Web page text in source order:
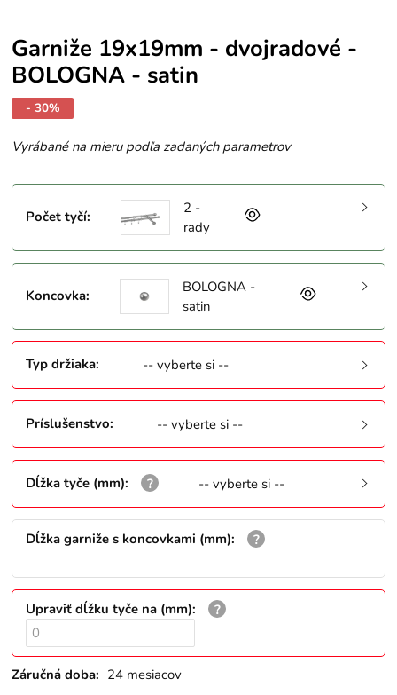
Garniže 19x19mm - dvojradové -
BOLOGNA - satin
- 30%
Vyrábané na mieru podľa zadaných parametrov
Počet tyčí:
2 -
rady
Koncovka:
BOLOGNA -
satin
Typ držiaka: -- vyberte si --
Príslušenstvo: -- vyberte si --
Dĺžka tyče (mm): -- vyberte si --
Dĺžka garniže s koncovkami (mm):
Upraviť dĺžku tyče na (mm):
Záručná doba: 24 mesiacov